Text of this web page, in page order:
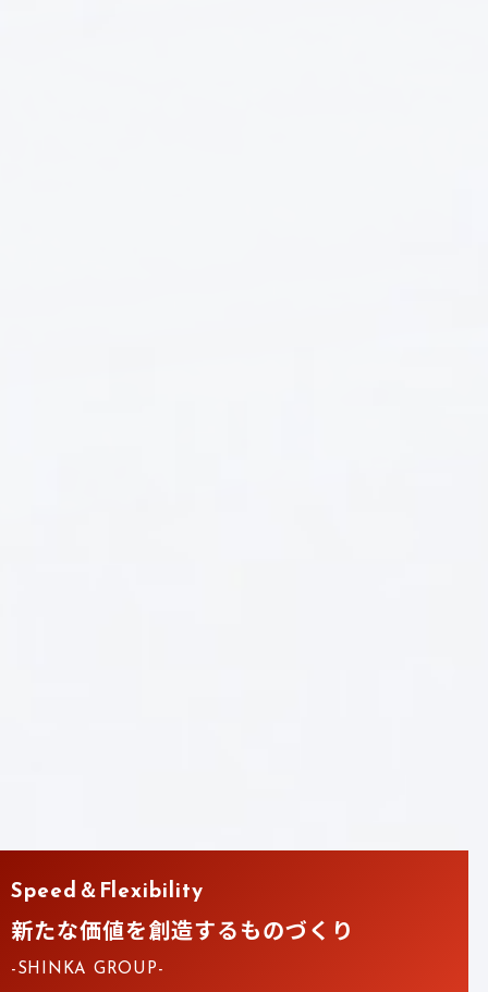
Speed＆Flexibility
新たな価値を創造するものづくり
-SHINKA GROUP-